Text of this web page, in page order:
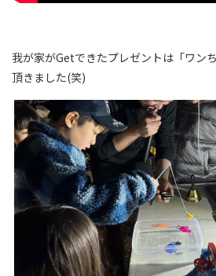
我が家がGetできたプレゼントは「ワ
頂きました(笑)